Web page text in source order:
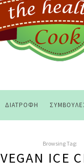
ΔΙΑΤΡΟΦΉ
Browsing Tag:
VEGAN ICE